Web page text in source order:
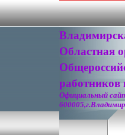
Областная
Официальный